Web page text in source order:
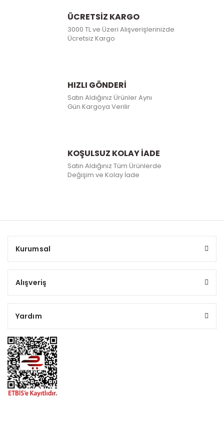
ÜCRETSİZ KARGO
3000 TL ve Üzeri Alışverişlerinizde
Ücretsiz Kargo
HIZLI GÖNDERİ
Satın Aldığınız Ürünler Aynı
Gün Kargoya Verilir
KOŞULSUZ KOLAY İADE
Satın Aldığınız Tüm Ürünlerde
Değişim ve Kolay İade
Kurumsal
Alışveriş
Yardım